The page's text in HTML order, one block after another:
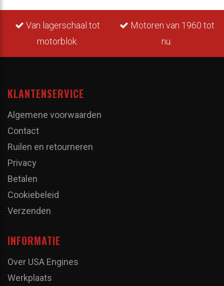
Van lagerschaal tot
motorblok.
Motoren van 1960 tot
nu.
KLANTENSERVICE
Algemene voorwaarden
Contact
Ruilen en retourneren
Privacy
Betalen
Cookiebeleid
Verzenden
INFORMATIE
Over USA Engines
Werkplaats